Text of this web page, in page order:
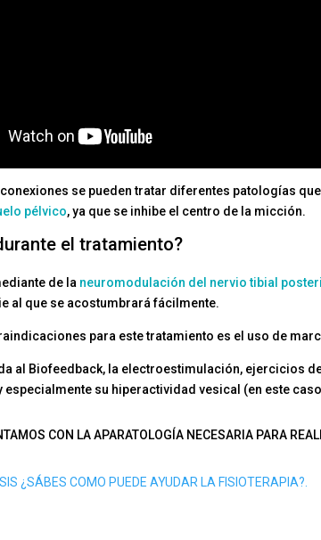
se pueden tratar diferentes patologías
pélvico, ya que se inhibe el centro de la micción.
el tratamiento?
de la neuromodulación del nervio tibial
al que se acostumbrará fácilmente.
para este tratamiento es el uso de
al Biofeedback, la electroestimulación, ejercicios
especialmente su hiperactividad vesical (en este
CON LA APARATOLOGÍA NECESARIA PARA
¿SÁBES COMO PUEDE AYUDAR LA FISIOTERAPIA?.